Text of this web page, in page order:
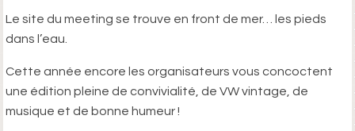
Le site du meeting se trouve en front de mer… les pieds
dans l’eau.
Cette année encore les organisateurs vous concoctent
une édition pleine de convivialité, de VW vintage, de
musique et de bonne humeur !